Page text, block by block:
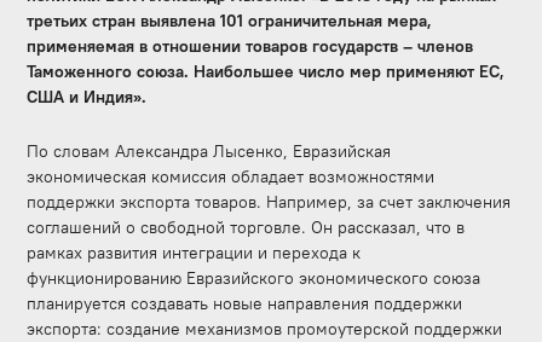
третьих стран выявлена 101 ограничительная мера,
применяемая в отношении товаров государств – членов
Таможенного союза. Наибольшее число мер применяют ЕС,
США и Индия».
По словам Александра Лысенко, Евразийская
экономическая комиссия обладает возможностями
поддержки экспорта товаров. Например, за счет заключения
соглашений о свободной торговле. Он рассказал, что в
рамках развития интеграции и перехода к
функционированию Евразийского экономического союза
планируется создавать новые направления поддержки
экспорта: создание механизмов промоутерской поддержки